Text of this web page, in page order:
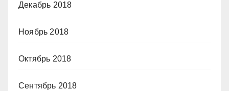
Декабрь 2018
Ноябрь 2018
Октябрь 2018
Сентябрь 2018